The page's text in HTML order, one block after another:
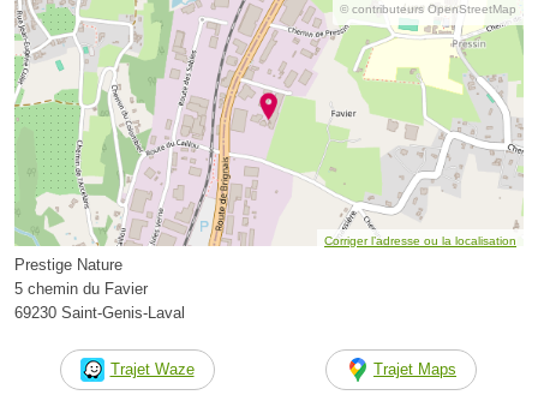
© contributeurs OpenStreetMap
Corriger l’adresse ou la localisation
Prestige Nature
5 chemin du Favier
69230 Saint-Genis-Laval
Trajet Waze Trajet Maps